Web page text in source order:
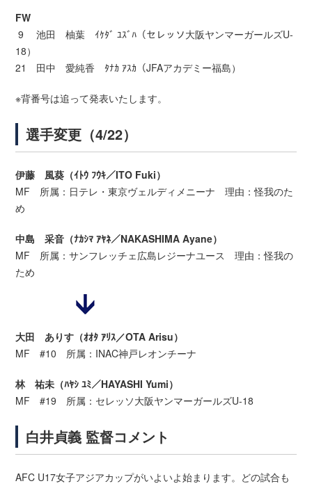
FW
9 池田 柚葉 ｲｹﾀﾞ ﾕｽﾞﾊ（セレッソ大阪ヤンマーガールズU-
18）
21 田中 愛純香 ﾀﾅｶ ｱｽｶ（JFAアカデミー福島）
※背番号は追って発表いたします。
選手変更（4/22）
伊藤 風葵（ｲﾄｳ ﾌｳｷ／ITO Fuki）
MF 所属：日テレ・東京ヴェルディメニーナ 理由：怪我のた
め
中島 采音（ﾅｶｼﾏ ｱﾔﾈ／NAKASHIMA Ayane）
MF 所属：サンフレッチェ広島レジーナユース 理由：怪我の
ため
大田 ありす（ｵｵﾀ ｱﾘｽ／OTA Arisu）
MF #10 所属：INAC神戸レオンチーナ
林 祐未（ﾊﾔｼ ﾕﾐ／HAYASHI Yumi）
MF #19 所属：セレッソ大阪ヤンマーガールズU-18
白井貞義 監督コメント
AFC U17女子アジアカップがいよいよ始まります。どの試合も